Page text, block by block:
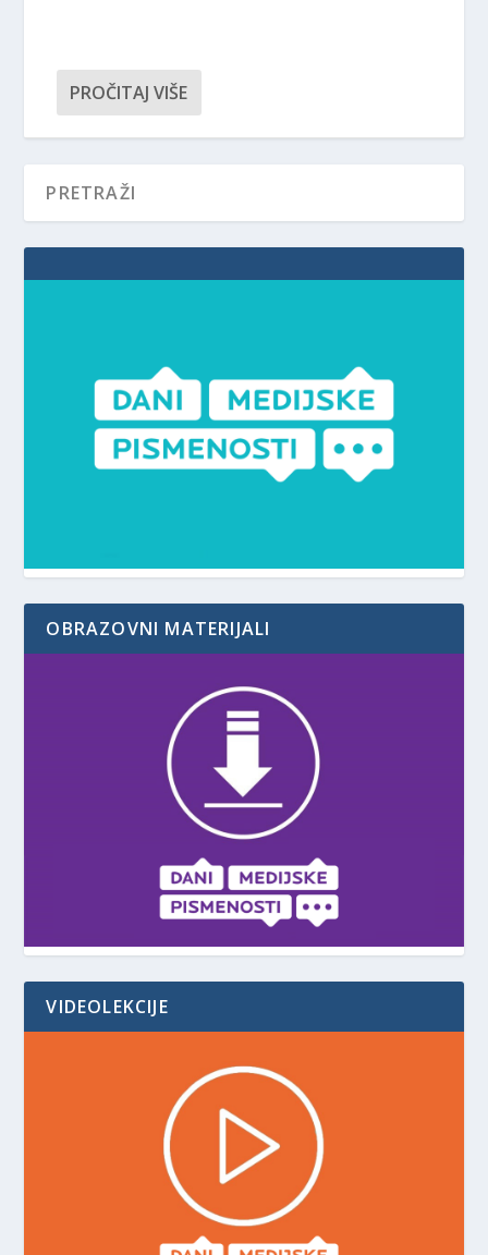
PROČITAJ VIŠE
OBRAZOVNI MATERIJALI
VIDEOLEKCIJE